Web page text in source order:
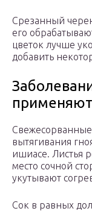
Срезанный
его
цветок лучше
добавить
применяют
вытягивания
ишиасе. Листья
место сочной
укутывают
Сок в равных